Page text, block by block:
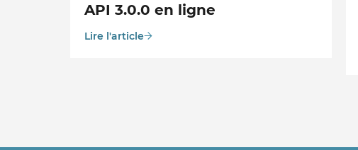
API 3.0.0 en ligne
Lire l'article